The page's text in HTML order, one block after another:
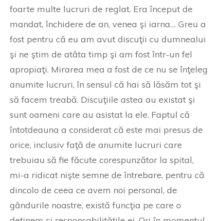
foarte multe lucruri de reglat. Era început de
mandat, închidere de an, venea şi iarna… Greu a
fost pentru că eu am avut discuţii cu dumnealui
şi ne ştim de atâta timp şi am fost într-un fel
apropiaţi. Mirarea mea a fost de ce nu se înţeleg
anumite lucruri, în sensul că hai să lăsăm tot şi
să facem treabă. Discuţiile astea au existat şi
sunt oameni care au asistat la ele. Faptul că
întotdeauna a considerat că este mai presus de
orice, inclusiv faţă de anumite lucruri care
trebuiau să fie făcute corespunzător la spital,
mi-a ridicat nişte semne de întrebare, pentru că
dincolo de ceea ce avem noi personal, de
gândurile noastre, există funcţia pe care o